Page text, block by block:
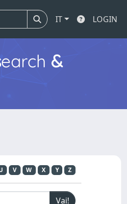
IT LOGIN
earch &
V W X Y Z